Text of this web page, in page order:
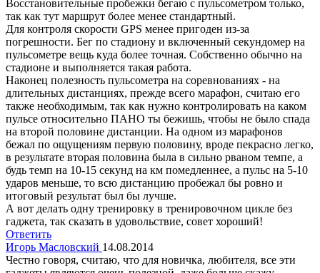
Восстановительные пробежки бегаю с пульсометром только,
так как тут маршрут более менее стандартный.
Для контроля скорости GPS менее пригоден из-за
погрешности. Бег по стадиону и включенный секундомер на
пульсометре вещь куда более точная. Собственно обычно на
стадионе и выполняется такая работа.
Наконец полезность пульсометра на соревнованиях - на
длительных дистанциях, прежде всего марафон, считаю его
также необходимым, так как нужно контролировать на каком
пульсе относительно ПАНО ты бежишь, чтобы не было спада
на второй половине дистанции. На одном из марафонов
бежал по ощущениям первую половину, вроде пекрасно легко,
в результате вторая половина была в сильно рваном темпе, а
будь темп на 10-15 секунд на км помедленнее, а пульс на 5-10
ударов меньше, то всю дистанцию пробежал бы ровно и
итоговый результат был бы лучше.
А вот делать одну тренировку в тренировочном цикле без
гаджета, так сказать в удовольствие, совет хороший!
Ответить
Игорь Масловский 14.08.2014
Честно говоря, считаю, что для новичка, любителя, все эти